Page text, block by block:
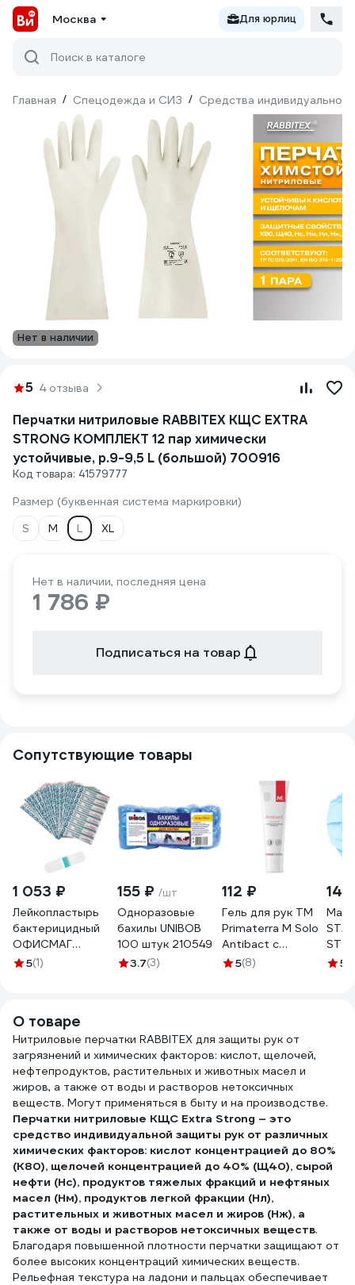
Москва Для юрлиц
Поиск в каталоге
Главная / Спецодежда и СИЗ / Средства индивидуальной
Нет в наличии
5 4 отзыва
Перчатки нитриловые RABBITEX КЩС EXTRA
STRONG КОМПЛЕКТ 12 пар химически
устойчивые, р.9-9,5 L (большой) 700916
Код товара: 41579777
Размер (буквенная система маркировки)
S
M L XL
Нет в наличии, последняя цена
1 786 ₽
Подписаться на товар
Сопутствующие товары
1 053 ₽
Лейкопластырь
бактерицидный
ОФИСМАГ
ВЕРОФАРМ,
5(1)
155 ₽ /шт
Одноразовые
бахилы UNIBOB
100 штук 210549
3.7(3)
112 ₽
Гель для рук TM
Primaterra M Solo
Antibact с
антибактериальным
5(8)
5
О товаре
Нитриловые перчатки RABBITEX для защиты рук от
загрязнений и химических факторов: кислот, щелочей,
нефтепродуктов, растительных и животных масел и
жиров, а также от воды и растворов нетоксичных
веществ. Могут применяться в быту и на производстве.
Перчатки нитриловые КЩС Extra Strong – это
средство индивидуальной защиты рук от различных
химических факторов: кислот концентрацией до 80%
(К80), щелочей концентрацией до 40% (Щ40), сырой
нефти (Нс), продуктов тяжелых фракций и нефтяных
масел (Нм), продуктов легкой фракции (Нл),
растительных и животных масел и жиров (Нж), а
также от воды и растворов нетоксичных веществ.
Благодаря повышенной плотности перчатки защищают от
более высоких концентраций химических веществ.
Рельефная текстура на ладони и пальцах обеспечивает